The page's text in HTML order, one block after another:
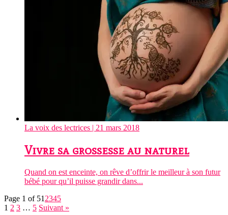
La voix des lectrices | 21 mars 2018
Vivre sa grossesse au naturel
Quand on est enceinte, on rêve d’offrir le meilleur à son futur
bébé pour qu’il puisse grandir dans...
Page 1 of 51 2345
1 2 3 … 5 Suivant »